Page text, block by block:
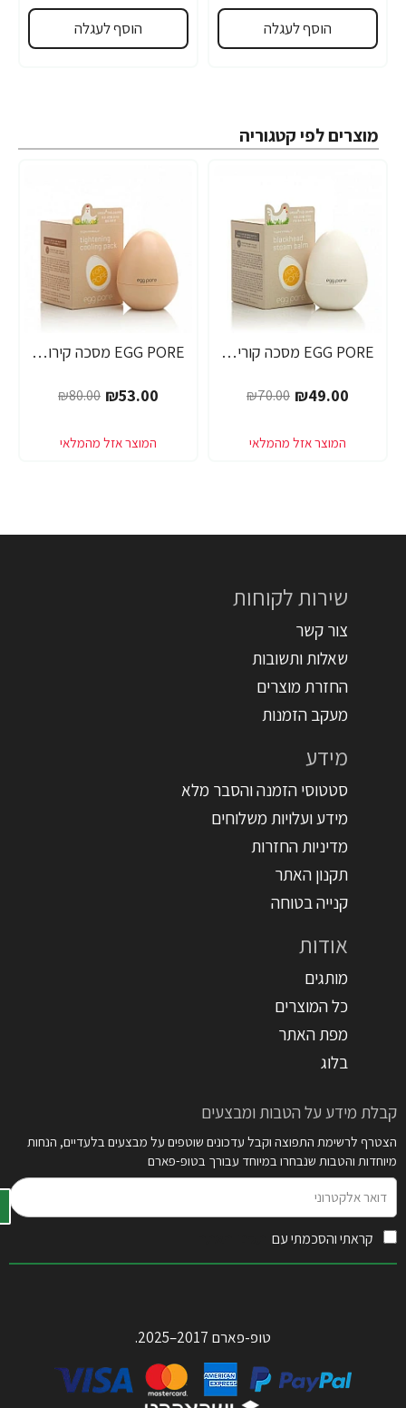
הוסף לעגלה הוסף לעגלה
מוצרים לפי קטגוריה
-30% EGG PORE מסכה קוריאנית לניקוי ראשים שחורים 30 גרם - מבית Tony Moly
₪49.00
₪70.00
-34% EGG PORE מסכה קירור לכיווץ נקבוביות 30 גרם - מבית Tony Moly
₪53.00
₪80.00
שירות לקוחות
צור קשר
שאלות ותשובות
החזרת מוצרים
מעקב הזמנות
מידע
סטטוסי הזמנה והסבר מלא
מידע ועלויות משלוחים
מדיניות החזרות
תקנון האתר
קנייה בטוחה
אודות
מותגים
כל המוצרים
מפת האתר
בלוג
קבלת מידע על הטבות ומבצעים
הצטרף לרשימת התפוצה וקבל עדכונים שוטפים על מבצעים בלעדיים, הנחות
מיוחדות והטבות שנבחרו במיוחד עבורך בטופ-פארם
אלקטרוני
קראתי והסכמתי עם
טופ-פארם 2017–2025.